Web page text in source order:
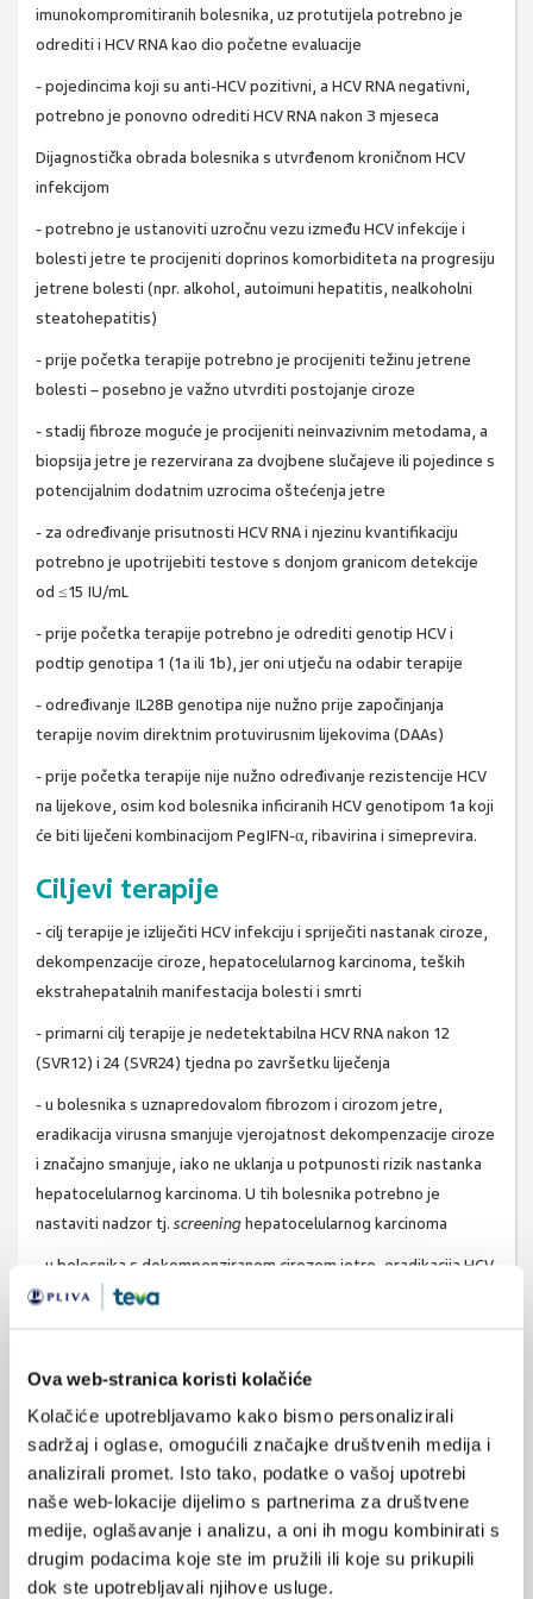
Ova web-stranica koristi kolačiće
Kolačiće upotrebljavamo kako bismo personalizirali
sadržaj i oglase, omogućili značajke društvenih medija i
analizirali promet. Isto tako, podatke o vašoj upotrebi
naše web-lokacije dijelimo s partnerima za društvene
medije, oglašavanje i analizu, a oni ih mogu kombinirati s
drugim podacima koje ste im pružili ili koje su prikupili
dok ste upotrebljavali njihove usluge.
imunokompromitiranih bolesnika, uz protutijela potrebno je
odrediti i HCV RNA kao dio početne evaluacije
- pojedincima koji su anti-HCV pozitivni, a HCV RNA negativni,
potrebno je ponovno odrediti HCV RNA nakon 3 mjeseca
Dijagnostička obrada bolesnika s utvrđenom kroničnom HCV
infekcijom
- potrebno je ustanoviti uzročnu vezu između HCV infekcije i
bolesti jetre te procijeniti doprinos komorbiditeta na progresiju
jetrene bolesti (npr. alkohol, autoimuni hepatitis, nealkoholni
steatohepatitis)
- prije početka terapije potrebno je procijeniti težinu jetrene
bolesti – posebno je važno utvrditi postojanje ciroze
- stadij fibroze moguće je procijeniti neinvazivnim metodama, a
biopsija jetre je rezervirana za dvojbene slučajeve ili pojedince s
potencijalnim dodatnim uzrocima oštećenja jetre
- za određivanje prisutnosti HCV RNA i njezinu kvantifikaciju
potrebno je upotrijebiti testove s donjom granicom detekcije
od ≤15 IU/mL
- prije početka terapije potrebno je odrediti genotip HCV i
podtip genotipa 1 (1a ili 1b), jer oni utječu na odabir terapije
- određivanje IL28B genotipa nije nužno prije započinjanja
terapije novim direktnim protuvirusnim lijekovima (DAAs)
- prije početka terapije nije nužno određivanje rezistencije HCV
na lijekove, osim kod bolesnika inficiranih HCV genotipom 1a koji
će biti liječeni kombinacijom PegIFN-α, ribavirina i simeprevira.
Ciljevi terapije
- cilj terapije je izliječiti HCV infekciju i spriječiti nastanak ciroze,
dekompenzacije ciroze, hepatocelularnog karcinoma, teških
ekstrahepatalnih manifestacija bolesti i smrti
- primarni cilj terapije je nedetektabilna HCV RNA nakon 12
(SVR12) i 24 (SVR24) tjedna po završetku liječenja
- u bolesnika s uznapredovalom fibrozom i cirozom jetre,
eradikacija virusna smanjuje vjerojatnost dekompenzacije ciroze
i značajno smanjuje, iako ne uklanja u potpunosti rizik nastanka
hepatocelularnog karcinoma. U tih bolesnika potrebno je
nastaviti nadzor tj.screeninghepatocelularnog karcinoma
- u bolesnika s dekompenziranom cirozom jetre, eradikacija HCV
infekcije smanjuje potrebu za transplantacijom jetre, ali nije
Indikacije za liječenje – koga liječiti?
Obzirom na pojavu i različitu dostupnost te cijenu novih lijekova,
nove su preporuke EASL-a da sve, do sada neliječene ili
neuspješno liječene bolesnike s kroničnim hepatitisom C, koji
žele biti liječeni i koji nemaju kontraindikacija za liječenje, treba
razmotriti za liječenje. No, budući da nije moguće liječiti svakog